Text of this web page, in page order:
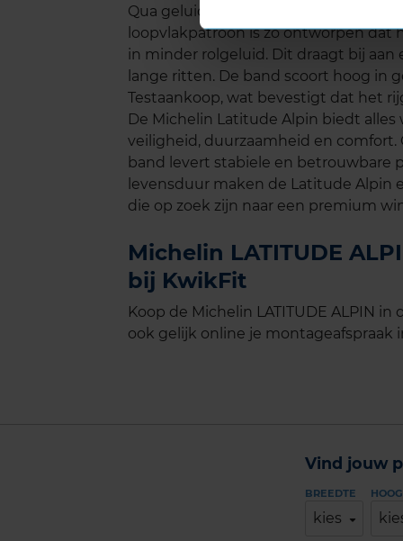
Qua geluidsniveau presteert de
loopvlakpatroon is zo ontworpen
in minder rolgeluid. Dit draagt bij aan
lange ritten. De band scoort hoog in
Testaankoop, wat bevestigt dat het
De Michelin Latitude Alpin biedt
veiligheid, duurzaamheid en comfort.
band levert stabiele en betrouwbare
levensduur maken de Latitude Alpin
die op zoek zijn naar een premium
Michelin LATITUDE
bij KwikFit
Koop de Michelin LATITUDE ALPIN
ook gelijk online je montageafspraak
Vind jouw
BREEDTE
kies